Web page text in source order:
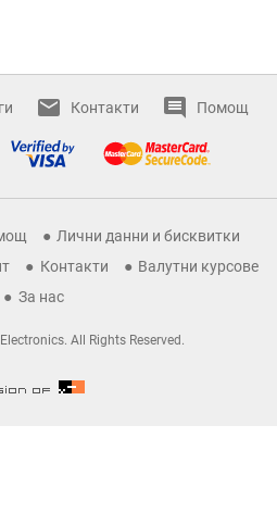
Контакти Помощ
Лични данни и бисквитки
Контакти
Валутни курсове
За нас
All Rights Reserved.